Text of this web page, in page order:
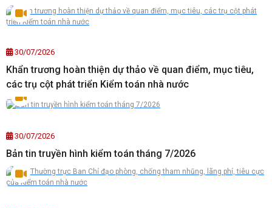
30/07/2026
Khẩn trương hoàn thiện dự thảo về quan điểm, mục tiêu,
các trụ cột phát triển Kiểm toán nhà nước
30/07/2026
Bản tin truyền hình kiểm toán tháng 7/2026